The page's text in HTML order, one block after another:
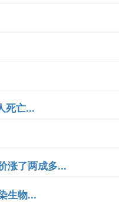
死亡...
涨了两成多...
生物...